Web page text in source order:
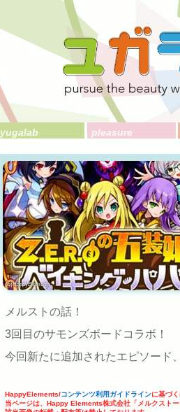
yugalab pleasure
(c)HappyElements
メルストの話！
3回目のサモンズボードコラボ！
今回新たに追加されたエピソード
HappyElements/コンテンツ利用ガイドラインに基づ
当ページは、Happy Elements株式会社「メルクスト